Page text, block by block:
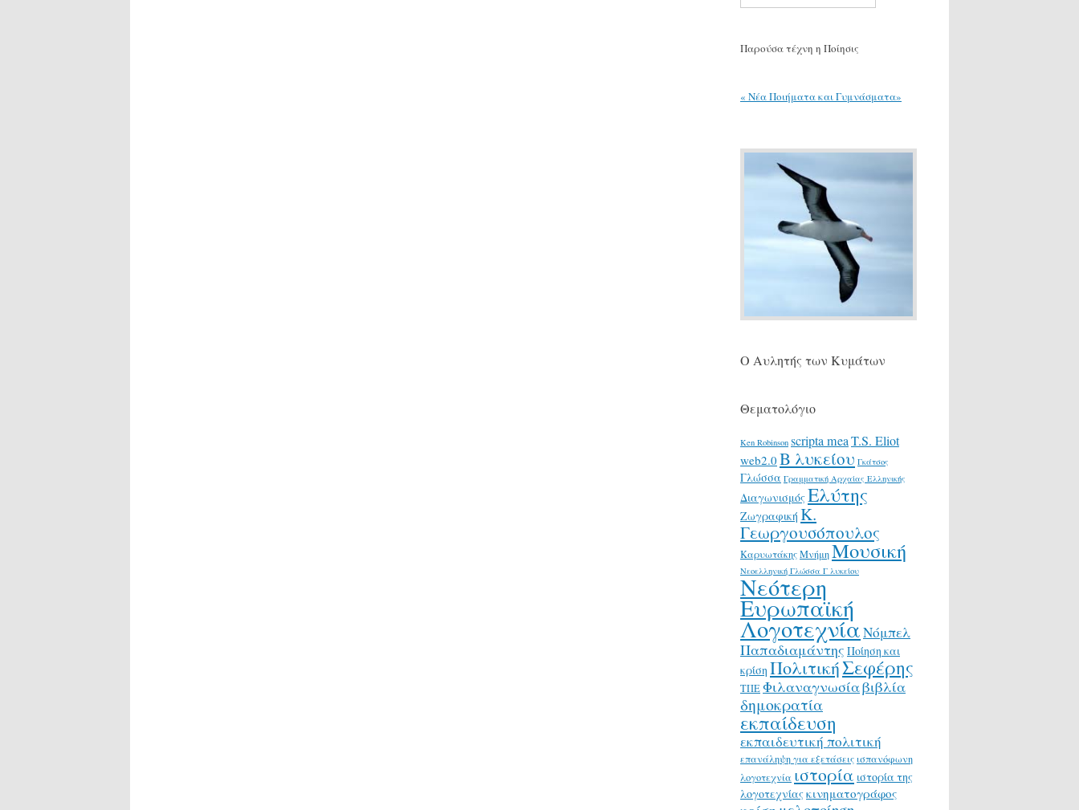
Παρούσα τέχνη η Ποίησις
« Νέα Ποιήματα και Γυμνάσματα»
Ο Αυλητής των Κυμάτων
Θεματολόγιο
Ken Robinson scripta meaT.S. Eliot
web2.0 Β λυκείου Γκάτσος
Γλώσσα Γραμματική Αρχαίας Ελληνικής
ΔιαγωνισμόςΕλύτης
Ζωγραφική Κ.
Γεωργουσόπουλος
ΚαρυωτάκηςΜνήμηΜουσική
Νεοελληνική Γλώσσα Γ λυκείου
Νεότερη
Ευρωπαϊκή
ΛογοτεχνίαΝόμπελ
Παπαδιαμάντης Ποίηση και
κρίση ΠολιτικήΣεφέρης
ΤΠΕΦιλαναγνωσίαβιβλία
δημοκρατία
εκπαίδευση
εκπαιδευτική πολιτική
επανάληψη για εξετάσεις ισπανόφωνη
λογοτεχνία ιστορία ιστορία της
λογοτεχνίαςκινηματογράφος